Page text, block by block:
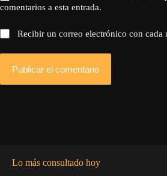
comentarios a esta entrada.
Recibir un correo electrónico con cada
Publicar el comentario
Lo más consultado hoy